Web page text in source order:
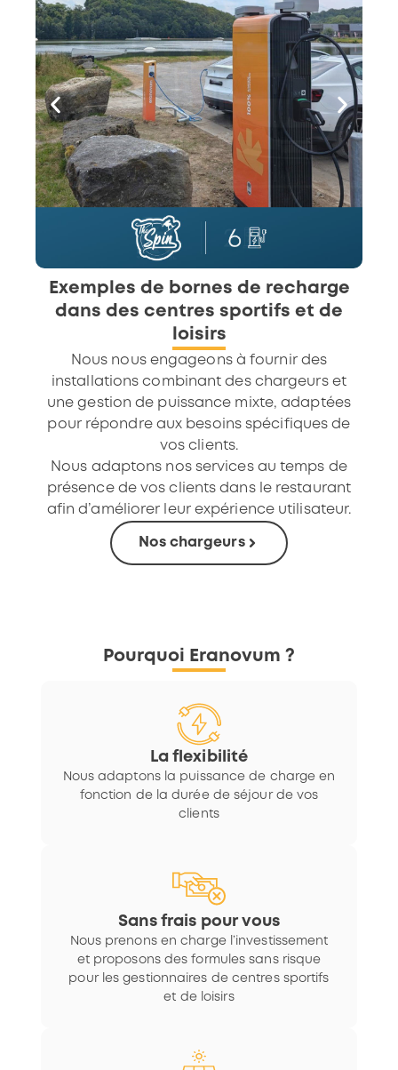
Exemples de bornes de recharge
dans des centres sportifs et de
loisirs
Nous nous engageons à fournir des
installations combinant des chargeurs et
une gestion de puissance mixte, adaptées
pour répondre aux besoins spécifiques de
vos clients.
Nous adaptons nos services au temps de
présence de vos clients dans le restaurant
afin d’améliorer leur expérience utilisateur.
Nos chargeurs
Pourquoi Eranovum ?
La flexibilité
Nous adaptons la puissance de charge en
fonction de la durée de séjour de vos
clients
Sans frais pour vous
Nous prenons en charge l’investissement
et proposons des formules sans risque
pour les gestionnaires de centres sportifs
et de loisirs